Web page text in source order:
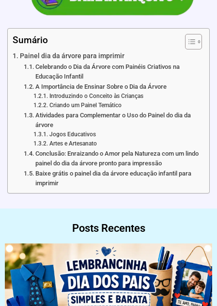
Sumário
Painel dia da árvore para imprimir
Celebrando o Dia da Árvore com Painéis Criativos na
Educação Infantil
A Importância de Ensinar Sobre o Dia da Árvore
Introduzindo o Conceito às Crianças
Criando um Painel Temático
Atividades para Complementar o Uso do Painel do dia da
árvore
Jogos Educativos
Artes e Artesanato
Conclusão: Enraizando o Amor pela Natureza com um lindo
painel do dia da árvore pronto para impressão
Baixe grátis o painel dia da árvore educação infantil para
imprimir
Posts Recentes